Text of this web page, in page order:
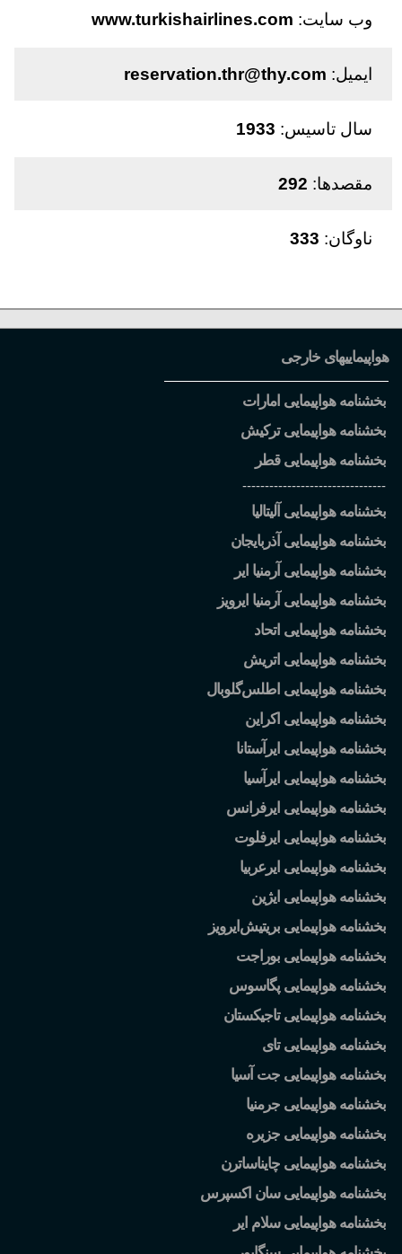
وب سایت: www.turkishairlines.com
ایمیل: reservation.thr@thy.com
سال تاسیس: 1933
مقصدها: 292
ناوگان: 333
هواپیماییهای خارجی
بخشنامه هواپیمایی امارات
بخشنامه هواپیمایی ترکیش
بخشنامه هواپیمایی قطر
--------------------------------
بخشنامه هواپیمایی آلیتالیا
بخشنامه هواپیمایی آذربایجان
بخشنامه هواپیمایی آرمنیا ایر
بخشنامه هواپیمایی آرمنیا ایرویز
بخشنامه هواپیمایی اتحاد
بخشنامه هواپیمایی اتریش
بخشنامه هواپیمایی اطلسگلوبال
بخشنامه هواپیمایی اکراین
بخشنامه هواپیمایی ایرآستانا
بخشنامه هواپیمایی ایرآسیا
بخشنامه هواپیمایی ایرفرانس
بخشنامه هواپیمایی ایرفلوت
بخشنامه هواپیمایی ایرعربیا
بخشنامه هواپیمایی ایژین
بخشنامه هواپیمایی بریتیش ایرویز
بخشنامه هواپیمایی بوراجت
بخشنامه هواپیمایی پگاسوس
بخشنامه هواپیمایی تاجیکستان
بخشنامه هواپیمایی تای
بخشنامه هواپیمایی جت آسیا
بخشنامه هواپیمایی جرمنیا
بخشنامه هواپیمایی جزیره
بخشنامه هواپیمایی چایناساترن
بخشنامه هواپیمایی سان اکسپرس
بخشنامه هواپیمایی سلام ایر